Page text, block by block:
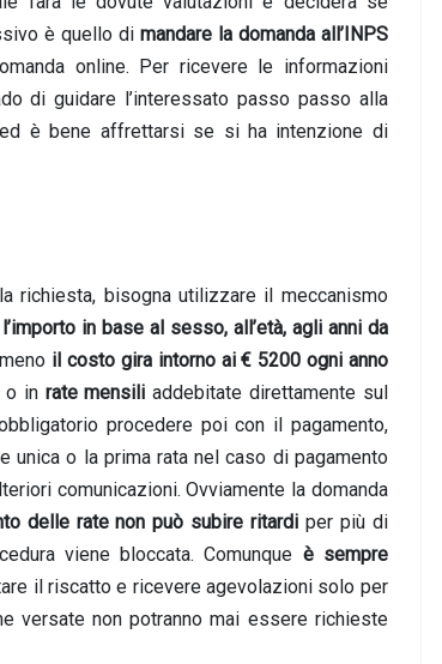
è quello di mandare la domanda all’INPS
online. Per ricevere le informazioni
di guidare l’interessato passo passo alla
è bene affrettarsi se si ha intenzione di
richiesta, bisogna utilizzare il meccanismo
l’importo in base al sesso, all’età, agli anni da
il costo gira intorno ai € 5200 ogni anno
o in rate mensili addebitate direttamente sul
procedere poi con il pagamento,
unica o la prima rata nel caso di pagamento
comunicazioni. Ovviamente la domanda
delle rate non può subire ritardi per più di
viene bloccata. Comunque è sempre
il riscatto e ricevere agevolazioni solo per
versate non potranno mai essere richieste